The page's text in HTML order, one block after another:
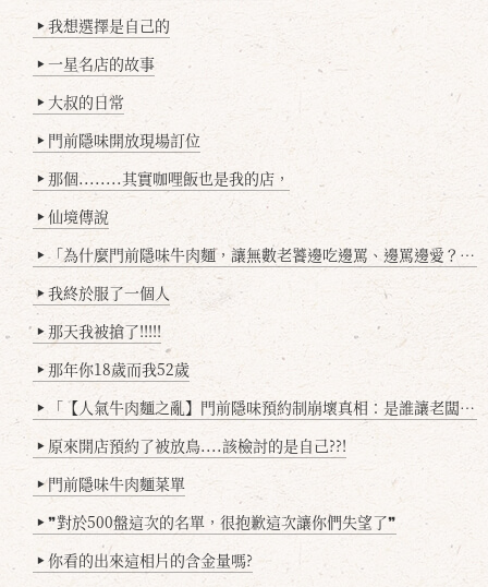
▶ 我想選擇是自己的
▶ 一星名店的故事
▶ 大叔的日常
▶ 門前隱味開放現場訂位
▶ 那個........其實咖哩飯也是我的店，
▶ 仙境傳說
▶ 「為什麼門前隱味牛肉麵，讓無數老饕邊吃邊罵、邊罵邊愛？小辣雞揭密！」
▶ 我終於服了一個人
▶ 那天我被搶了!!!!!
▶ 那年你18歲而我52歲
▶ 「【人氣牛肉麵之亂】門前隱味預約制崩壞真相：是誰讓老闆心灰意冷？」
▶ 原來開店預約了被放鳥....該檢討的是自己??!
▶ 門前隱味牛肉麵菜單
▶ ❞對於500盤這次的名單，很抱歉這次讓你們失望了❞
▶ 你看的出來這相片的含金量嗎?